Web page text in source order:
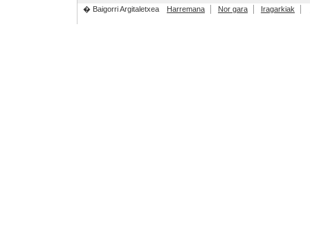
� Baigorri Argitaletxea
Harremana Nor gara Iragarkiak